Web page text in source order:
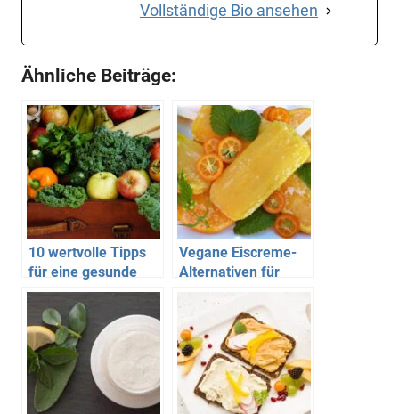
Vollständige Bio ansehen
Ähnliche Beiträge:
10 wertvolle Tipps
für eine gesunde
vegane Ernährung
Vegane Eiscreme-
Alternativen für